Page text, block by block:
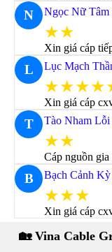
N Ngọc Nữ Tâm
★★
Xin giá cáp
L Lục Mạch
Xin giá cáp
T Tào Nham Lỗi
★★
Cáp nguồn
B Bạch Cảnh Kỳ
★★★
Xin giá cáp
🏡 Vina Cable